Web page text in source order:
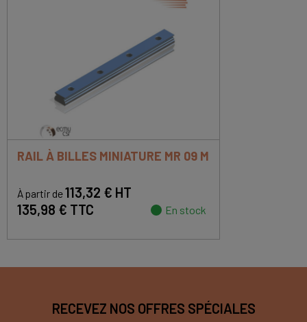
RAIL À BILLES MINIATURE MR 09 M
À partir de113,32 € HT
135,98 € TTC
En stock
RECEVEZ NOS OFFRES SPÉCIALES